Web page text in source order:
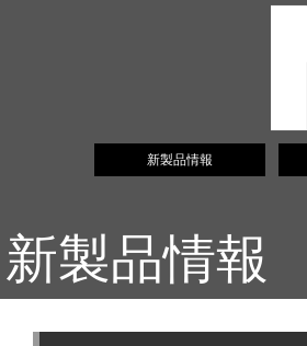
新製品情報
新製品情報